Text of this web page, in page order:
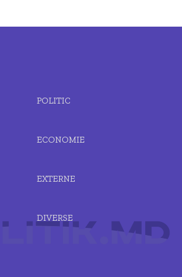
POLITIC
ECONOMIE
EXTERNE
DIVERSE